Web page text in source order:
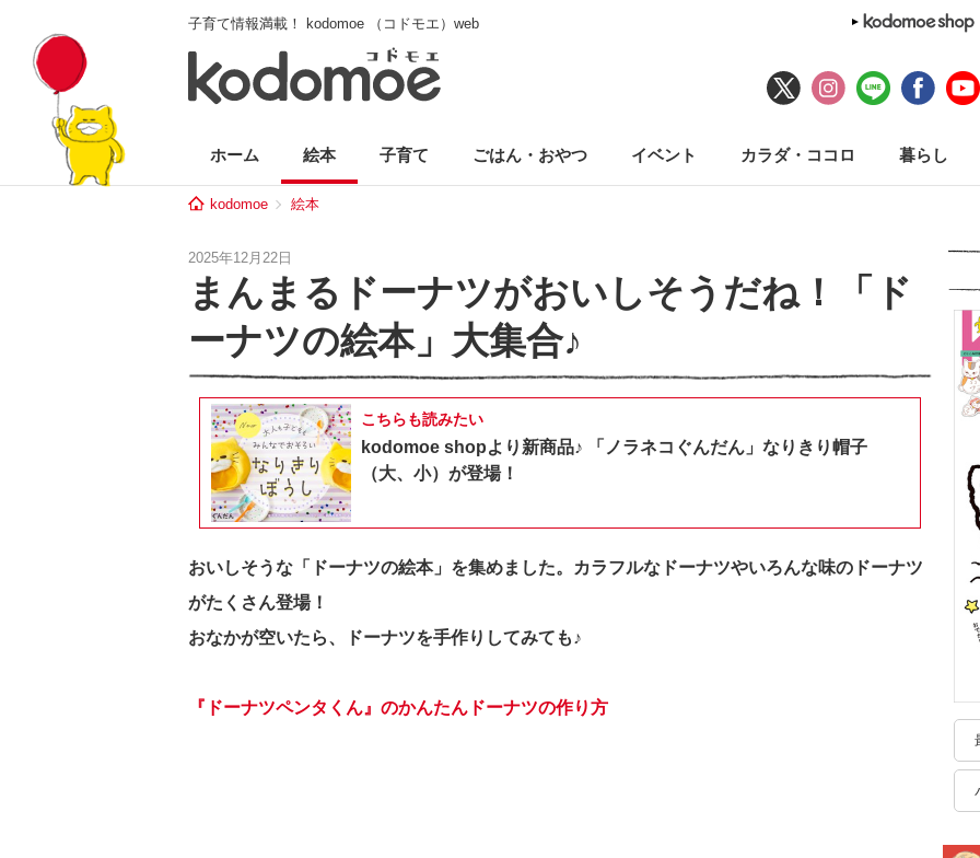
子育て情報満載！ kodomoe （コドモエ）web
ホーム 絵本 子育て ごはん・おやつ イベント カラダ・ココロ 暮らし
kodomoe 絵本
2025年12月22日
まんまるドーナツがおいしそうだね！「ド
ーナツの絵本」大集合♪
こちらも読みたい
kodomoe shopより新商品♪ 「ノラネコぐんだん」なりきり帽子
（大、小）が登場！
おいしそうな「ドーナツの絵本」を集めました。カラフルなドーナツやいろんな味のドーナツ
がたくさん登場！
おなかが空いたら、ドーナツを手作りしてみても♪
『ドーナツペンタくん』のかんたんドーナツの作り方